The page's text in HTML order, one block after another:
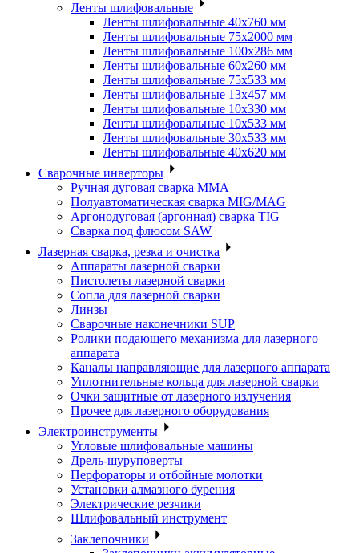
Ленты шлифовальные
Ленты шлифовальные 40х760 мм
Ленты шлифовальные 75х2000 мм
Ленты шлифовальные 100х286 мм
Ленты шлифовальные 60х260 мм
Ленты шлифовальные 75х533 мм
Ленты шлифовальные 13х457 мм
Ленты шлифовальные 10х330 мм
Ленты шлифовальные 10х533 мм
Ленты шлифовальные 30х533 мм
Ленты шлифовальные 40х620 мм
Сварочные инверторы
Ручная дуговая сварка MMA
Полуавтоматическая сварка MIG/MAG
Аргонодуговая (аргонная) сварка TIG
Сварка под флюсом SAW
Лазерная сварка, резка и очистка
Аппараты лазерной сварки
Пистолеты лазерной сварки
Сопла для лазерной сварки
Линзы
Сварочные наконечники SUP
Ролики подающего механизма для лазерного
аппарата
Каналы направляющие для лазерного аппарата
Уплотнительные кольца для лазерной сварки
Очки защитные от лазерного излучения
Прочее для лазерного оборудования
Электроинструменты
Угловые шлифовальные машины
Дрель-шуруповерты
Перфораторы и отбойные молотки
Установки алмазного бурения
Электрические резчики
Шлифовальный инструмент
Заклепочники